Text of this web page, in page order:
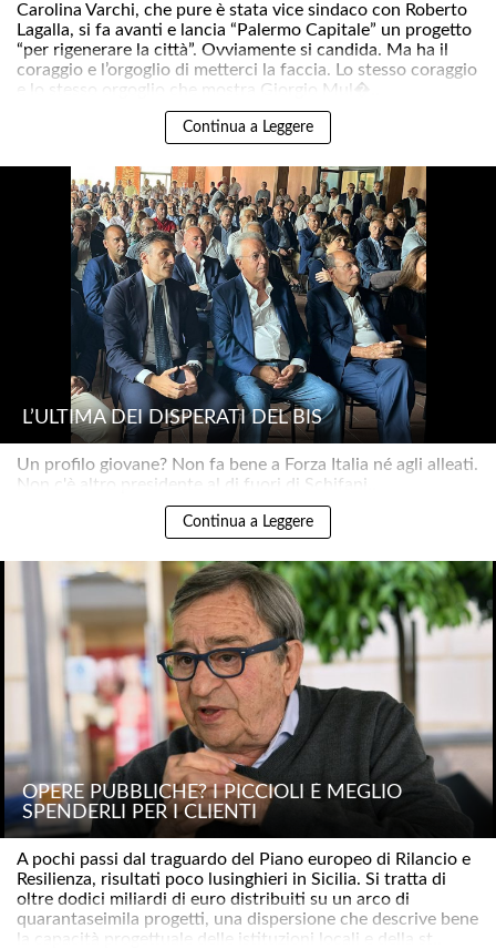
Carolina Varchi, che pure è stata vice sindaco con Roberto
Lagalla, si fa avanti e lancia “Palermo Capitale” un progetto
“per rigenerare la città”. Ovviamente si candida. Ma ha il
coraggio e l’orgoglio di metterci la faccia. Lo stesso coraggio
e lo stesso orgoglio che mostra Giorgio Mul�..
Continua a Leggere
L’ULTIMA DEI DISPERATI DEL BIS
Un profilo giovane? Non fa bene a Forza Italia né agli alleati.
Non c'è altro presidente al di fuori di Schifani..
Continua a Leggere
OPERE PUBBLICHE? I PICCIOLI È MEGLIO
SPENDERLI PER I CLIENTI
A pochi passi dal traguardo del Piano europeo di Rilancio e
Resilienza, risultati poco lusinghieri in Sicilia. Si tratta di
oltre dodici miliardi di euro distribuiti su un arco di
quarantaseimila progetti, una dispersione che descrive bene
la capacità progettuale delle istituzioni locali e della st..